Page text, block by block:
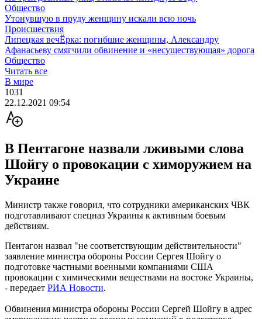
Общество
Утонувшую в пруду женщину искали всю ночь
Происшествия
Липецкая вечЁрка: погибшие женщины, Александру
Афанасьеву смягчили обвинение и «несуществующая» дорога
Общество
Читать все
В мире
1031
22.12.2021 09:54
В Пентагоне назвали лживыми слова
Шойгу о провокации с химоружием на
Украине
Министр также говорил, что сотрудники американских ЧВК
подготавливают спецназ Украины к активным боевым
действиям.
Пентагон назвал "не соответствующим действительности"
заявление министра обороны России Сергея Шойгу о
подготовке частными военными компаниями США
провокации с химическими веществами на востоке Украины,
- передает РИА Новости.
Обвинения министра обороны России Сергей Шойгу в адрес